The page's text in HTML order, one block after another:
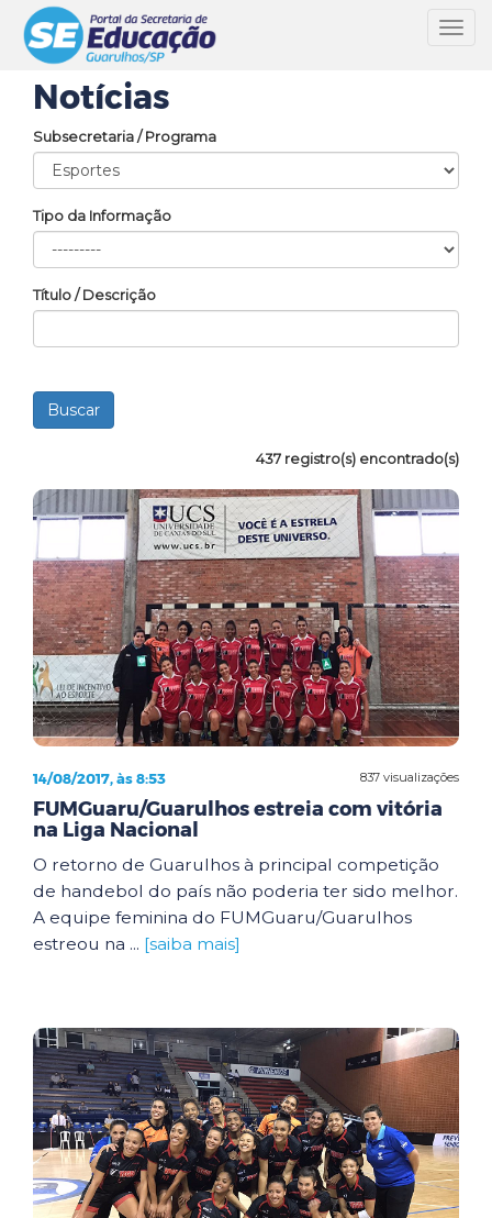
Notícias
Subsecretaria / Programa
Tipo da Informação
Título / Descrição
437 registro(s) encontrado(s)
837 visualizações
14/08/2017, às 8:53
FUMGuaru/Guarulhos estreia com vitória
na Liga Nacional
O retorno de Guarulhos à principal competição
de handebol do país não poderia ter sido melhor.
A equipe feminina do FUMGuaru/Guarulhos
estreou na ... [saiba mais]